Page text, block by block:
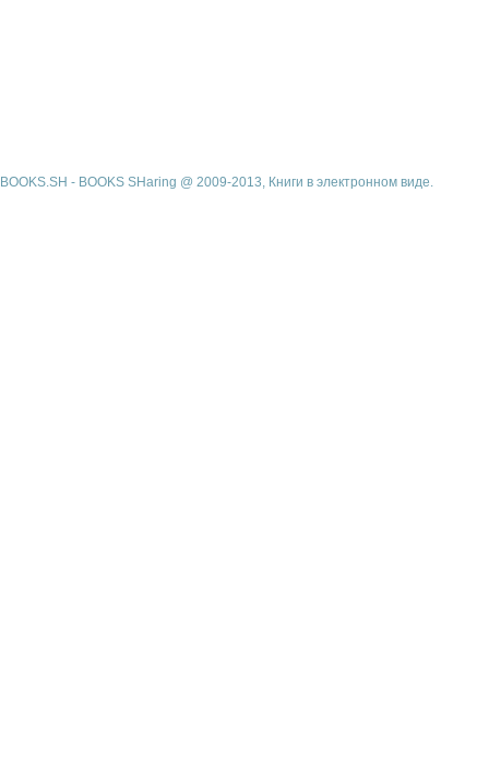
BOOKS.SH - BOOKS SHaring @ 2009-2013, Книги в электронном виде.